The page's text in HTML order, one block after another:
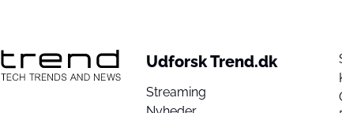
Udforsk Trend.dk
Streaming